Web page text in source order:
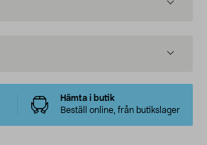
Hämta i butik
Beställ online, från butikslager